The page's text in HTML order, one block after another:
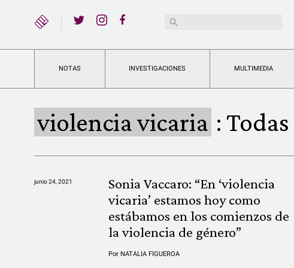
YouTubeBuscar:
NOTAS INVESTIGACIONES MULTIMEDIA
violencia vicaria :
junio 24, 2021
Sonia Vaccaro: “En ‘violencia
vicaria’ estamos hoy como
estábamos en los comienzos de
la violencia de género”
Por NATALIA FIGUEROA